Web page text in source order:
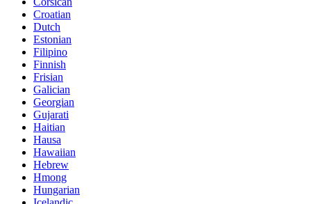
Croatian
Dutch
Estonian
Filipino
Finnish
Frisian
Galician
Georgian
Gujarati
Haitian
Hausa
Hawaiian
Hebrew
Hmong
Hungarian